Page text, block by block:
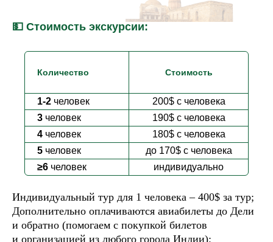
💵 Стоимость экскурсии:
Количество Стоимость
1-2 человек 200$ с человека
3 человек 190$ с человека
4 человек 180$ с человека
5 человек до 170$ с человека
≥6 человек индивидуально
Индивидуальный тур для 1 человека – 400$ за тур;
Дополнительно оплачиваются авиабилеты до Дели
и обратно (помогаем с покупкой билетов
и организацией из любого города Индии);
А теперь — самое главное:
впечатления путешественников!
Честно, по делу, от души
ОТЗЫВЫ